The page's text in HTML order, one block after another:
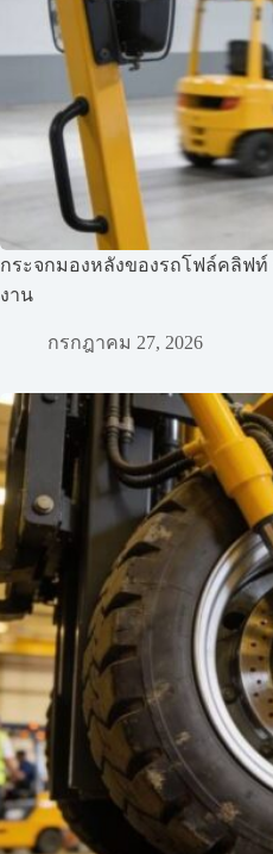
กระจกมองหลังของรถโฟล์คลิฟ
งาน
กรกฎาคม 27, 2026